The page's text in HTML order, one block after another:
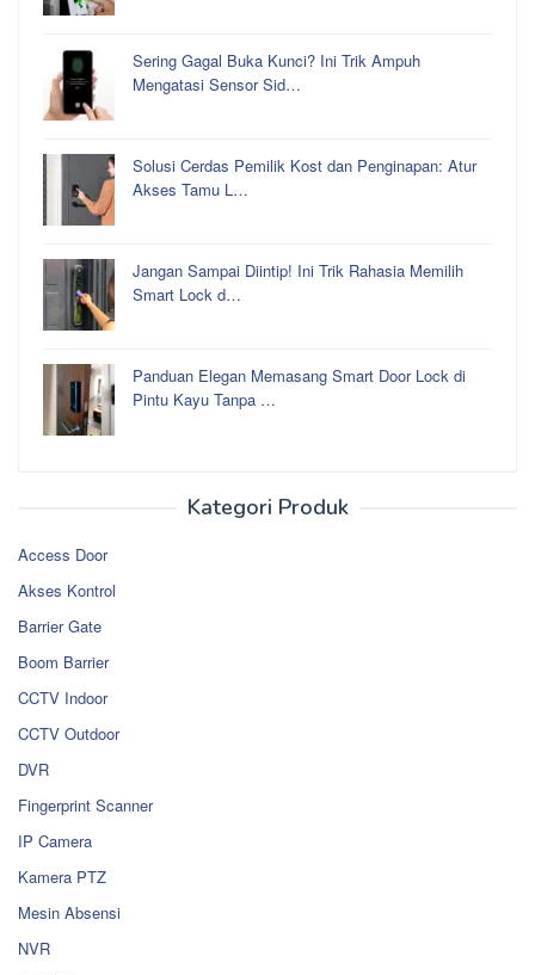
Sering Gagal Buka Kunci? Ini Trik Ampuh
Mengatasi Sensor Sid…
Solusi Cerdas Pemilik Kost dan Penginapan: Atur
Akses Tamu L…
Jangan Sampai Diintip! Ini Trik Rahasia Memilih
Smart Lock d…
Panduan Elegan Memasang Smart Door Lock di
Pintu Kayu Tanpa …
Kategori Produk
Access Door
Akses Kontrol
Barrier Gate
Boom Barrier
CCTV Indoor
CCTV Outdoor
DVR
Fingerprint Scanner
IP Camera
Kamera PTZ
Mesin Absensi
NVR